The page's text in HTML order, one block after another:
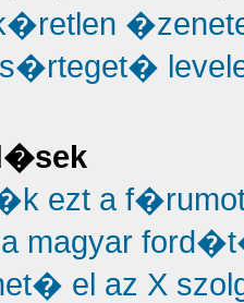
ezt a
magyar
el az X